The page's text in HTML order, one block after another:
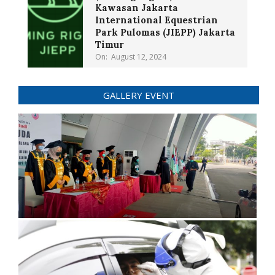
Kawasan Jakarta
International Equestrian
Park Pulomas (JIEPP) Jakarta
Timur
On: August 12, 2024
GALLERY EVENT